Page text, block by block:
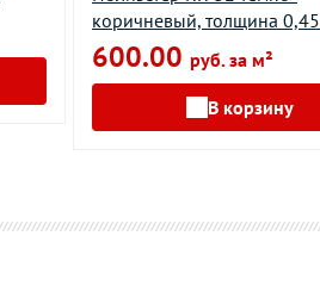
коричневый, толщина 0,45
600.00 руб. за м²
В корзину